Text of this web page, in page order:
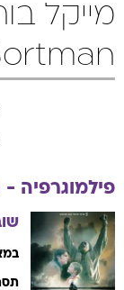
פילמוגרפיה